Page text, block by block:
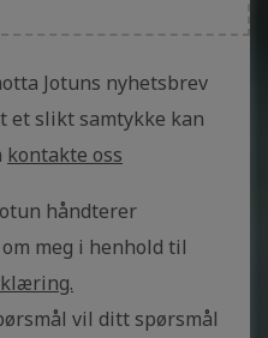
Jotuns nyhetsbrev
et slikt samtykke kan
kontakte oss
håndterer
meg i henhold til
vil ditt spørsmål